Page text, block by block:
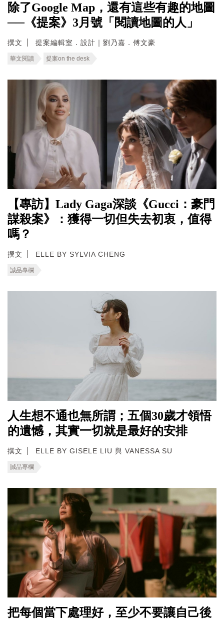
除了Google Map，還有這些有趣的地圖
──《提案》3月號「閱讀地圖的人」
撰文 提案編輯室．設計｜劉乃嘉．傅文豪
華文閱讀 提案on the desk
【專訪】Lady Gaga深談《Gucci：豪門
謀殺案》：獲得一切但失去初衷，值得
嗎？
撰文 ELLE BY SYLVIA CHENG
誠品專欄
人生想不通也無所謂；五個30歲才領悟
的遺憾，其實一切就是最好的安排
撰文 ELLE BY GISELE LIU 與 VANESSA SU
誠品專欄
把每個當下處理好，至少不要讓自己後